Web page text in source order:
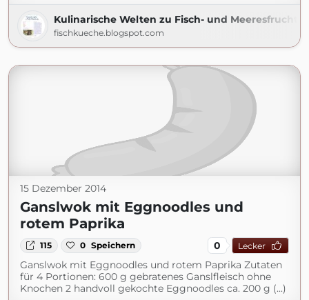
Kulinarische Welten zu Fisch- und Meeresfrucht
fischkueche.blogspot.com
15 Dezember 2014
Ganslwok mit Eggnoodles und
rotem Paprika
115 0 Speichern 0 Lecker
Ganslwok mit Eggnoodles und rotem Paprika Zutaten
für 4 Portionen: 600 g gebratenes Ganslfleisch ohne
Knochen 2 handvoll gekochte Eggnoodles ca. 200 g (...)